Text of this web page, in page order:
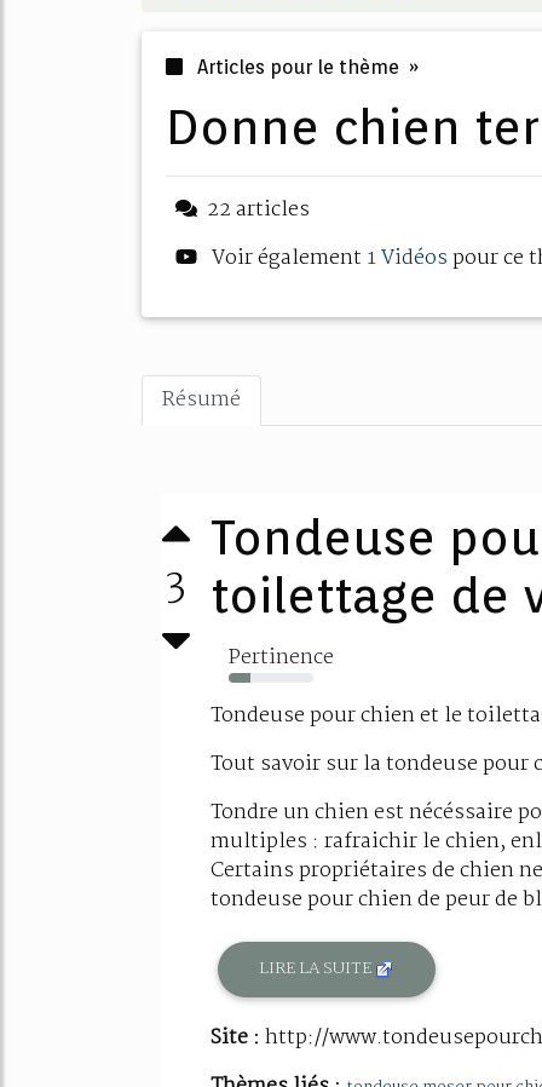
Articles pour le thème »
donne chien
22 articles
Voir également 1 Vidéospour ce
Résumé
3
Tondeuse
toilettage de
Pertinence
25%
Tondeuse pour chien et le
Tout savoir sur la tondeuse pour
Tondre un chien est nécéssaire
multiples : rafraichir le chien,
Certains propriétaires de chien
tondeuse pour chien de peur de
LIRE LA SUITE
Site : http://